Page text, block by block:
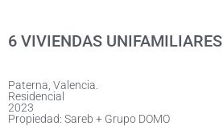
6 VIVIENDAS UNIFAMILIARES
Paterna, Valencia.
Residencial
2023
Propiedad: Sareb + Grupo DOMO